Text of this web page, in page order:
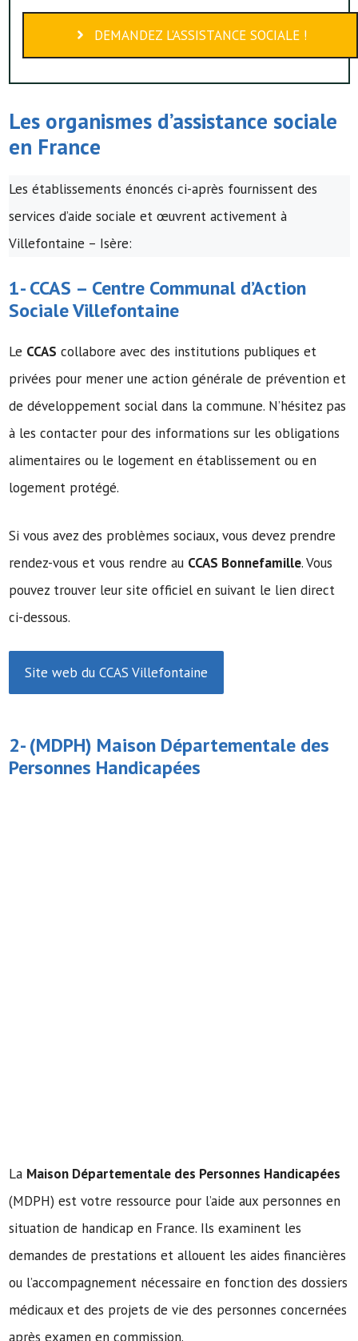
DEMANDEZ L’ASSISTANCE SOCIALE !
Les organismes d’assistance sociale
en France
Les établissements énoncés ci-après fournissent des
services d’aide sociale et œuvrent activement à
Villefontaine – Isère:
1-CCAS – Centre Communal d’Action
SocialeVillefontaine
Le CCAS collabore avec des institutions publiques et
privées pour mener une action générale de prévention et
de développement social dans la commune. N’hésitez pas
à les contacter pour des informations sur les obligations
alimentaires ou le logement en établissement ou en
logement protégé.
Si vous avez des problèmes sociaux, vous devez prendre
rendez-vous et vous rendre au CCAS Bonnefamille. Vous
pouvez trouver leur site officiel en suivant le lien direct
ci-dessous.
Site web du CCAS Villefontaine
2- (MDPH) Maison Départementale des
Personnes Handicapées
La Maison Départementale des Personnes Handicapées
(MDPH) est votre ressource pour l’aide aux personnes en
situation de handicap en France. Ils examinent les
demandes de prestations et allouent les aides financières
ou l’accompagnement nécessaire en fonction des dossiers
médicaux et des projets de vie des personnes concernées
après examen en commission.